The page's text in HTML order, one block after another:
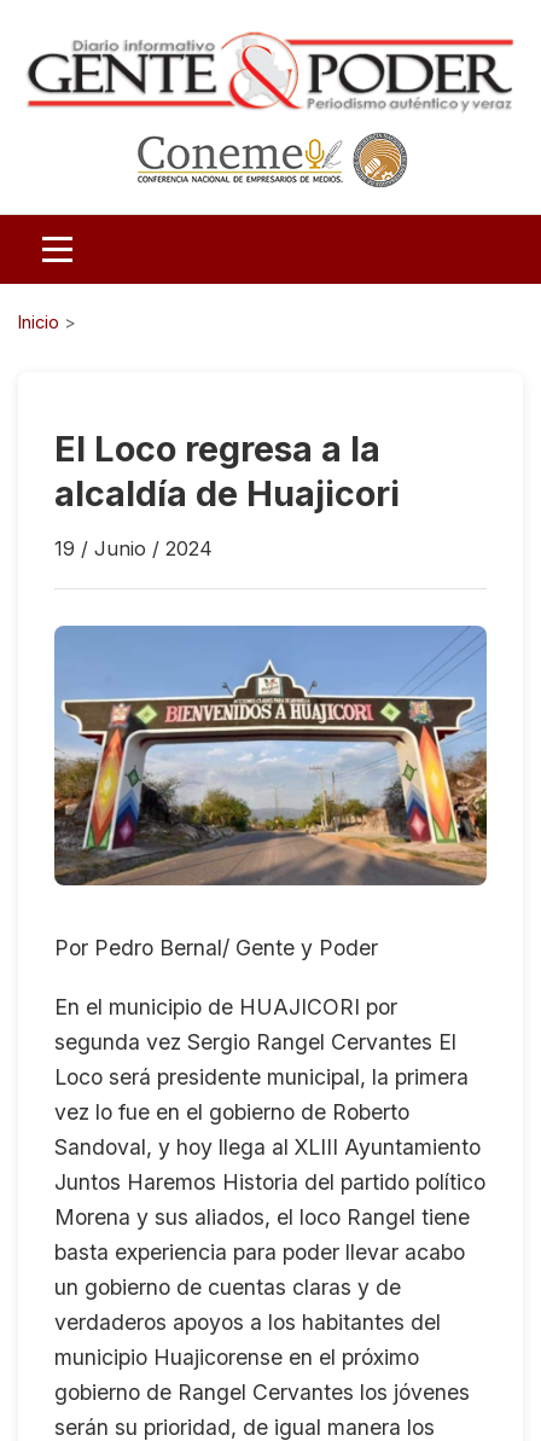
Inicio >
El Loco regresa a la
alcaldía de Huajicori
19 / Junio / 2024
Por Pedro Bernal/ Gente y Poder
En el municipio de HUAJICORI por
segunda vez Sergio Rangel Cervantes El
Loco será presidente municipal, la primera
vez lo fue en el gobierno de Roberto
Sandoval, y hoy llega al XLIII Ayuntamiento
Juntos Haremos Historia del partido político
Morena y sus aliados, el loco Rangel tiene
basta experiencia para poder llevar acabo
un gobierno de cuentas claras y de
verdaderos apoyos a los habitantes del
municipio Huajicorense en el próximo
gobierno de Rangel Cervantes los jóvenes
serán su prioridad, de igual manera los